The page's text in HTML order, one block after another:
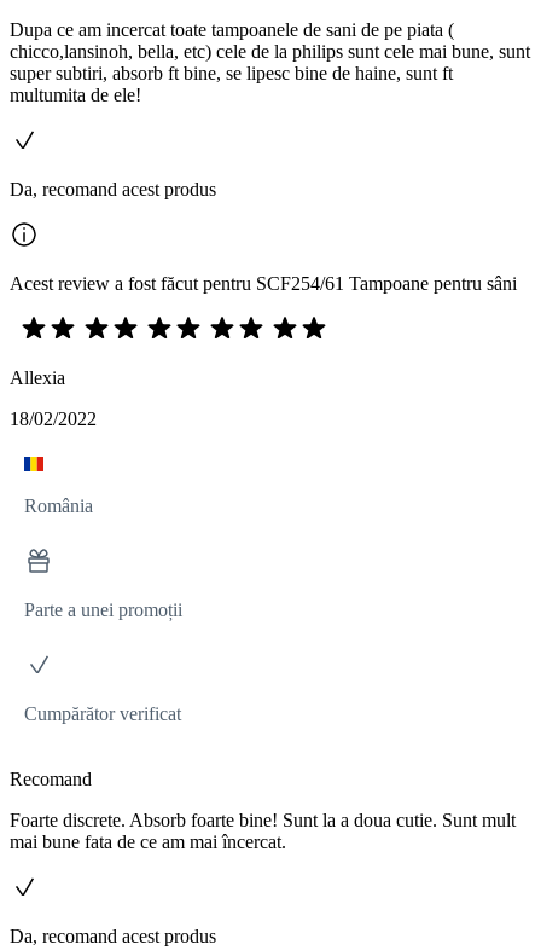
Dupa ce am incercat toate tampoanele de sani de pe piata (
chicco,lansinoh, bella, etc) cele de la philips sunt cele mai bune, sunt
super subtiri, absorb ft bine, se lipesc bine de haine, sunt ft
multumita de ele!
Da, recomand acest produs
Acest review a fost făcut pentru SCF254/61 Tampoane pentru sâni
Allexia
18/02/2022
România
Parte a unei promoții
Cumpărător verificat
Recomand
Foarte discrete. Absorb foarte bine! Sunt la a doua cutie. Sunt mult
mai bune fata de ce am mai încercat.
Da, recomand acest produs